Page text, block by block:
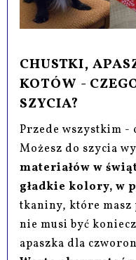
CHUSTKI,
KOTÓW -
SZYCIA?
Przede wszystkim -
Możesz do szycia
materiałów w
gładkie kolory, w
tkaniny, które masz
nie musi być
apaszka dla